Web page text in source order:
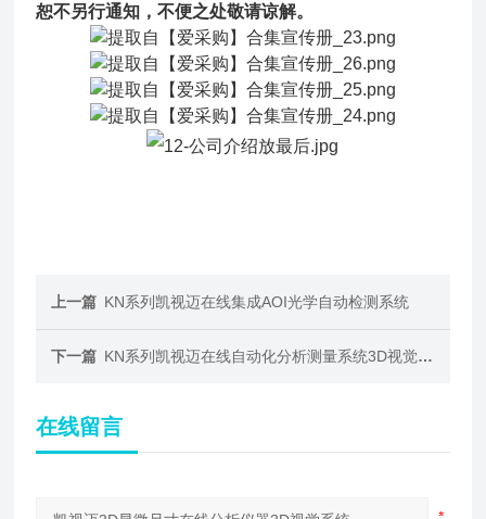
恕不另行通知，不便之处敬请谅解。
上一篇 KN系列凯视迈在线集成AOI光学自动检测系统
下一篇 KN系列凯视迈在线自动化分析测量系统3D视觉相机
在线留言